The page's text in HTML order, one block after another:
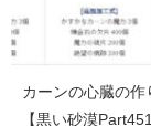
カーンの心臓の作
【黒い砂漠